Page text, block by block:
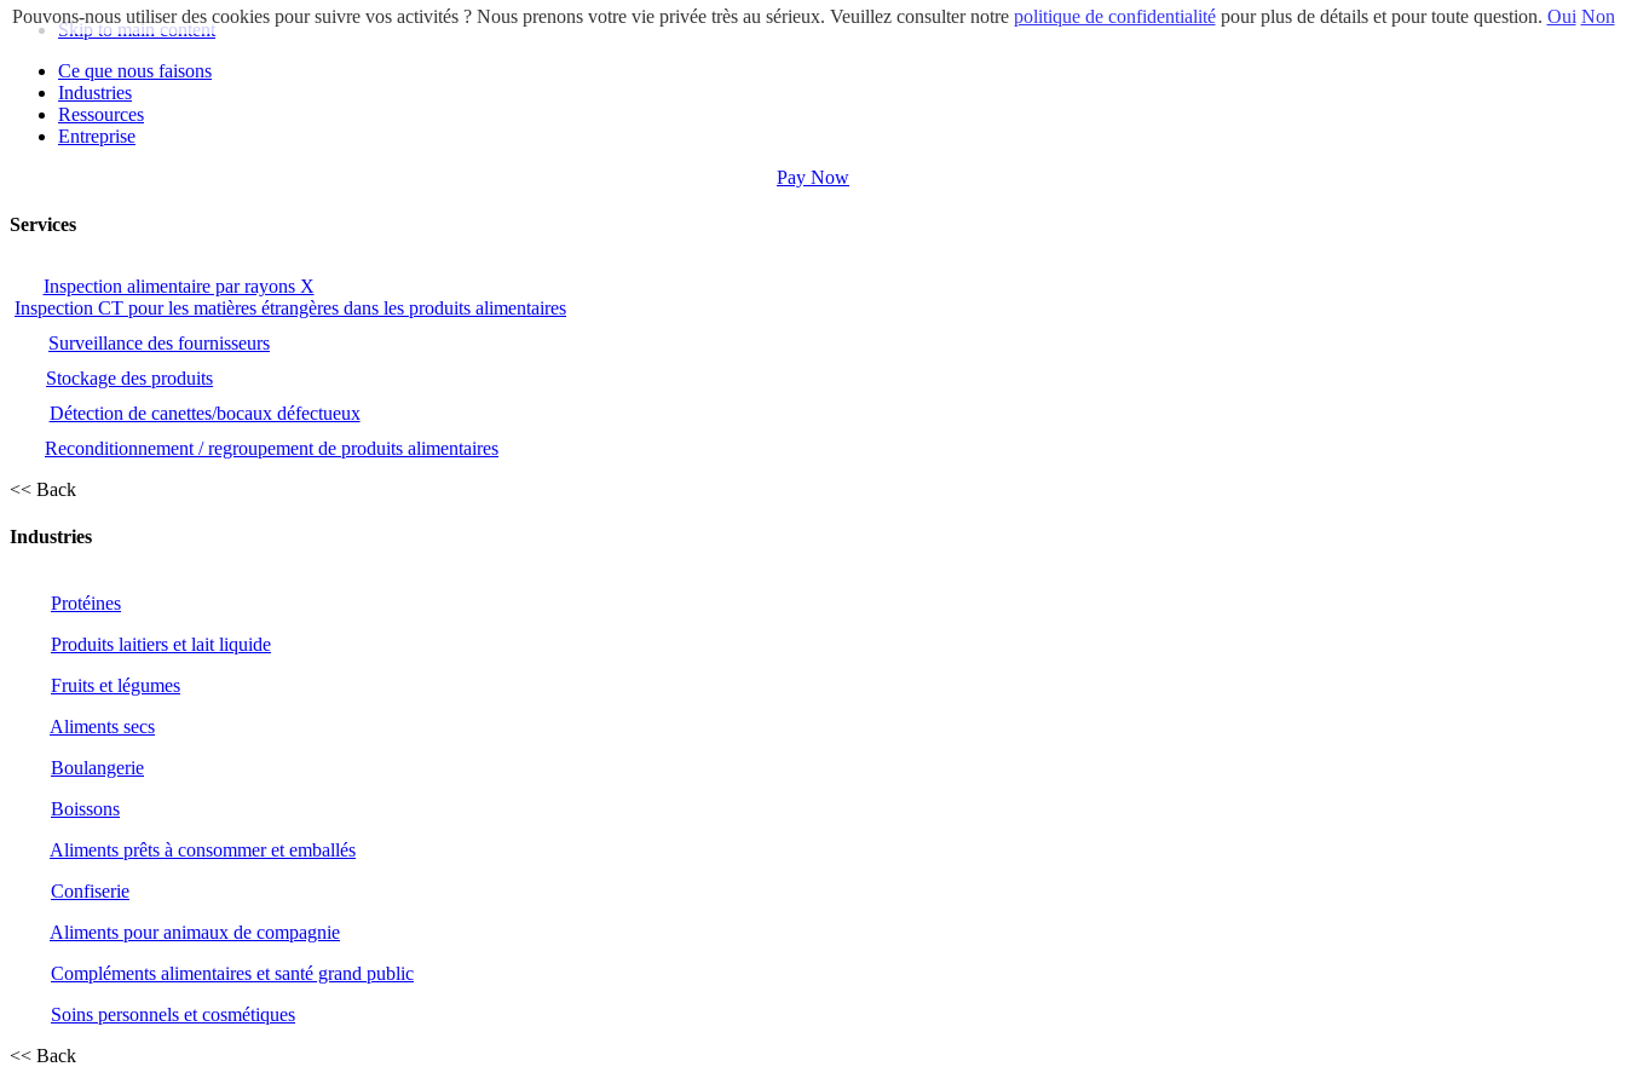
Skip to main content
Ce que nous faisons
Industries
Ressources
Entreprise
Pay Now
Services
Inspection alimentaire par rayons X
Inspection CT pour les matières étrangères dans les produits alimentaires
Surveillance des fournisseurs
Stockage des produits
Détection de canettes/bocaux défectueux
Reconditionnement / regroupement de produits alimentaires
<< Back
Industries
Protéines
Produits laitiers et lait liquide
Fruits et légumes
Aliments secs
Boulangerie
Boissons
Aliments prêts à consommer et emballés
Confiserie
Aliments pour animaux de compagnie
Compléments alimentaires et santé grand public
Soins personnels et cosmétiques
<< Back
Pouvons-nous utiliser des cookies pour suivre vos activités ? Nous prenons votre vie privée très au sérieux. Veuillez consulter notre politique de confidentialitépour plus de détails et pour toute question. Oui Non